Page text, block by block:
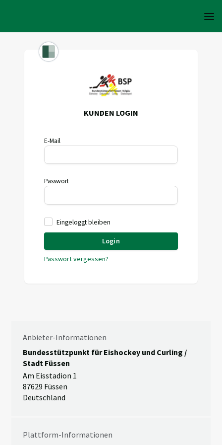
KUNDEN LOGIN
E-Mail
Passwort
Eingeloggt bleiben
Login
Passwort vergessen?
Anbieter-Informationen
Bundesstützpunkt für Eishockey und Curling /
Stadt Füssen
Am Eisstadion 1
87629 Füssen
Deutschland
Plattform-Informationen